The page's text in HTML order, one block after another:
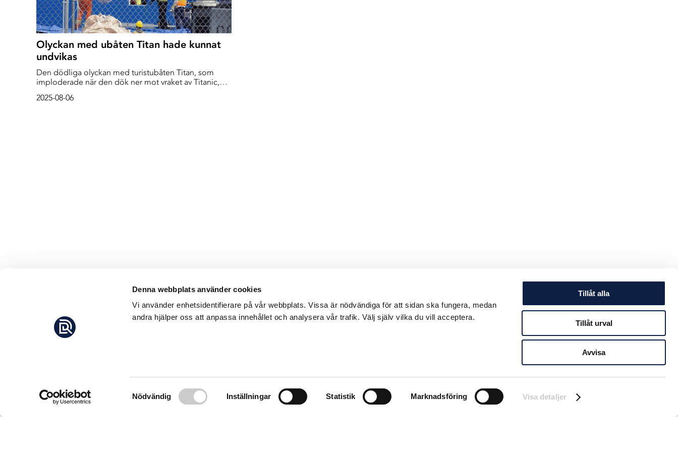
Denna webbplats använder cookies
Vi använder enhetsidentifierare på vår webbplats. Vissa är nödvändiga för att sidan ska fungera, medan
andra hjälper oss att anpassa innehållet och analysera vår trafik. Välj själv vilka du vill acceptera.
Samtyckesval
Nödvändig Inställningar Statistik Marknadsföring Visa detaljer
Tillåt alla
Tillåt urval
Avvisa
Olyckan med ubåten Titan hade kunnat
undvikas
Den dödliga olyckan med turistubåten Titan, som
imploderade när den dök ner mot vraket av Titanic,
amerikanska kustbevakningen.
2025-08-06